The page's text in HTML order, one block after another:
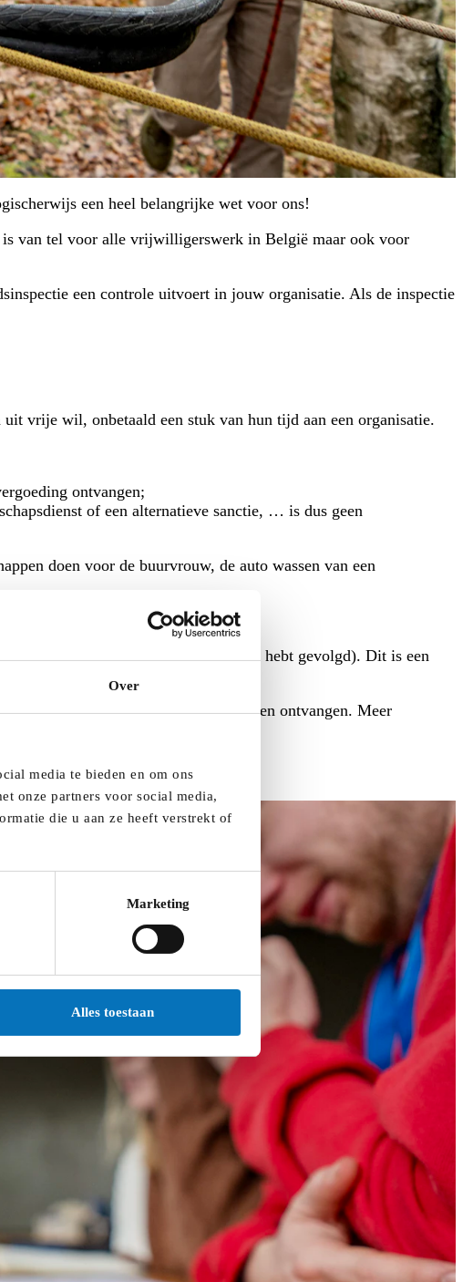
Over
media te bieden en om ons
onze partners voor social media,
die u aan ze heeft verstrekt of
Marketing
Alles toestaan
een heel belangrijke wet voor ons!
van tel voor alle vrijwilligerswerk in België maar ook voor
een controle uitvoert in jouw organisatie. Als de inspectie
vrije wil, onbetaald een stuk van hun tijd aan een organisatie.
ontvangen;
of een alternatieve sanctie, … is dus geen
doen voor de buurvrouw, de auto wassen van een
2 jaar van je middelbare opleiding hebt gevolgd). Dit is een
omdat ze een vervangingsinkomen ontvangen. Meer